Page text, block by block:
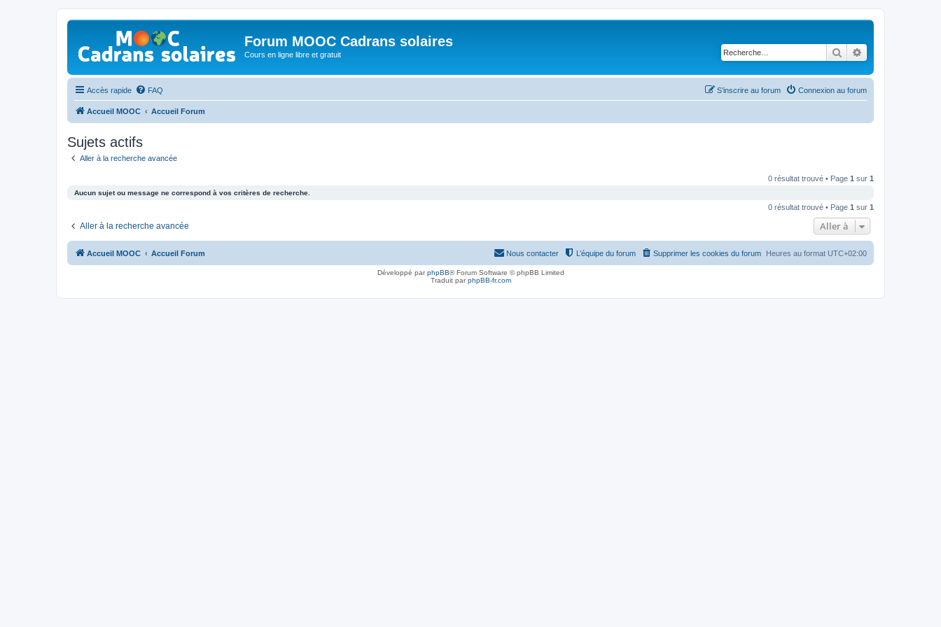
Forum MOOC Cadrans solaires
Cours en ligne libre et gratuit Rechercher
Accès rapide FAQ Connexion au forum
S’inscrire au forum
Accueil MOOC Accueil Forum
Sujets actifs
Aller à la recherche avancée
0 résultat trouvé • Page 1 sur 1
Aucun sujet ou message ne correspond à vos critères de recherche.
0 résultat trouvé • Page 1 sur 1
Aller à la recherche avancée Aller à
Accueil MOOC Accueil Forum Heures au format UTC+02:00
Supprimer les cookies du forum
L’équipe du forum
Nous contacter
Développé parphpBB® Forum Software © phpBB Limited
Traduit parphpBB-fr.com